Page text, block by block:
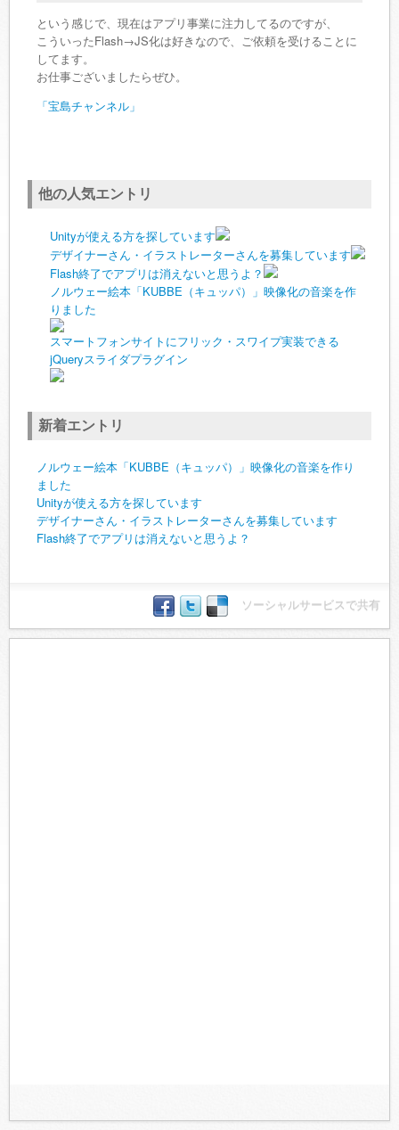
という感じで、現在はアプリ事業に注力してるのですが、
こういったFlash→JS化は好きなので、ご依頼を受けることに
してます。
お仕事ございましたらぜひ。
「宝島チャンネル」
他の人気エントリ
Unityが使える方を探しています
デザイナーさん・イラストレーターさんを募集しています
Flash終了でアプリは消えないと思うよ？
ノルウェー絵本「KUBBE（キュッパ）」映像化の音楽を作
りました
スマートフォンサイトにフリック・スワイプ実装できる
jQueryスライダプラグイン
新着エントリ
ノルウェー絵本「KUBBE（キュッパ）」映像化の音楽を作り
ました
Unityが使える方を探しています
デザイナーさん・イラストレーターさんを募集しています
Flash終了でアプリは消えないと思うよ？
ソーシャルサービスで共有